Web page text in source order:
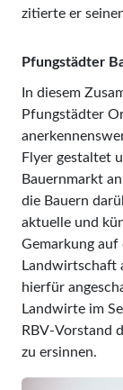
zitierte er
Pfungstädter
In diesem
Pfungstädter
Flyer gestaltet
Bauernmarkt
die Bauern
aktuelle und
Gemarkung
Landwirtschaft
hierfür
Landwirte im
RBV-Vorstand
zu ersinnen.